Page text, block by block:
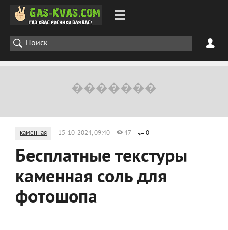
каменная 15-10-2024, 09:40 47 0
Бесплатные текстуры
каменная соль для
фотошопа